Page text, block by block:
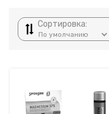
Сортировка: